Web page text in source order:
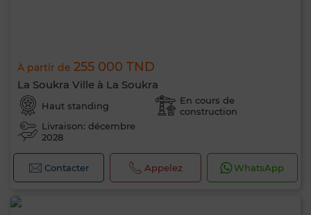
À partir de 255 000 TND
La Soukra Ville à La Soukra
Haut standing
En cours de
construction
Livraison: décembre
2028
Contacter Appelez WhatsApp